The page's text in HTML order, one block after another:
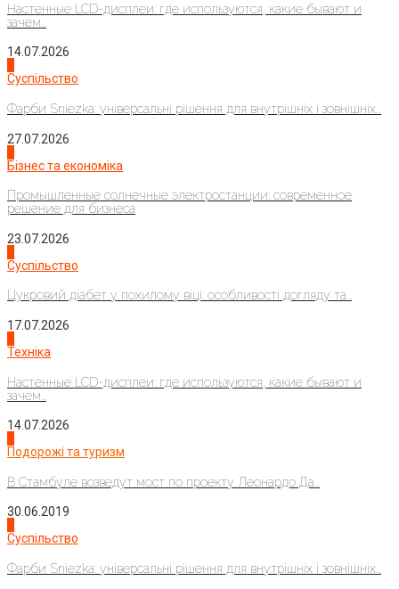
Настенные LCD-дисплеи: где используются, какие бывают и
зачем...
14.07.2026
Суспільство
Фарби Sniezka: універсальні рішення для внутрішніх і зовнішніх...
27.07.2026
Бізнес та економіка
Промышленные солнечные электростанции: современное
решение для бизнеса
23.07.2026
Суспільство
Цукровий діабет у похилому віці: особливості догляду та...
17.07.2026
Техніка
Настенные LCD-дисплеи: где используются, какие бывают и
зачем...
14.07.2026
Подорожі та туризм
В Стамбуле возведут мост по проекту Леонардо Да...
30.06.2019
Суспільство
Фарби Sniezka: універсальні рішення для внутрішніх і зовнішніх...